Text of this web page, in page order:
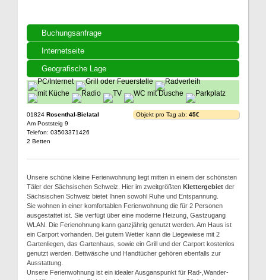
Buchungsanfrage
Internetseite
Geografische Lage
01824 Rosenthal-Bielatal
Am Poststeig 9
Telefon: 03503371426
2 Betten
Objekt pro Tag ab: 45€
Unsere schöne kleine Ferienwohnung liegt mitten in einem der schönsten
Täler der Sächsischen Schweiz. Hier im zweitgrößten Klettergebiet der
Sächsischen Schweiz bietet Ihnen sowohl Ruhe und Entspannung.
Sie wohnen in einer komfortablen Ferienwohnung die für 2 Personen
ausgestattet ist. Sie verfügt über eine moderne Heizung, Gastzugang
WLAN. Die Ferienohnung kann ganzjährig genutzt werden. Am Haus ist
ein Carport vorhanden. Bei gutem Wetter kann die Liegewiese mit 2
Gartenliegen, das Gartenhaus, sowie ein Grill und der Carport kostenlos
genutzt werden. Bettwäsche und Handtücher gehören ebenfalls zur
Ausstattung.
Unsere Ferienwohnung ist ein idealer Ausganspunkt für Rad-,Wander-